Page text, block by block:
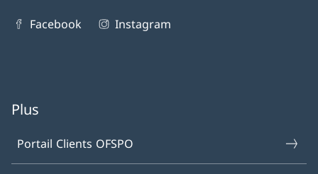
Facebook Instagram
Plus
Portail Clients OFSPO